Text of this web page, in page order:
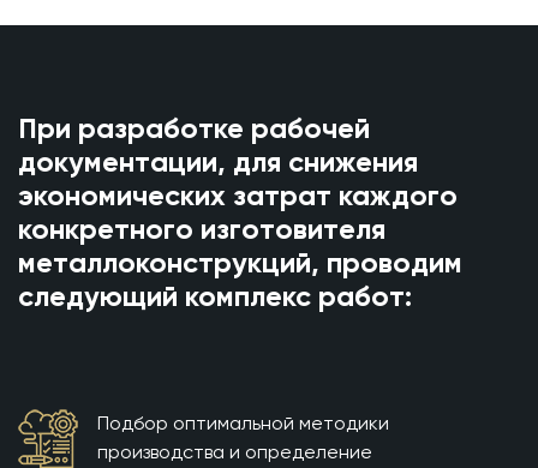
При разработке рабочей
документации, для снижения
экономических затрат каждого
конкретного изготовителя
металлоконструкций, проводим
следующий комплекс работ:
Подбор оптимальной методики
производства и определение